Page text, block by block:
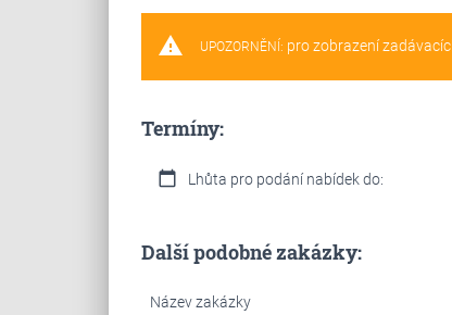
warning UPOZORNĚNÍ: pro zobrazení
Termíny:
calendar_today Lhůta pro podání nabídek do:
Další podobné zakázky:
Název zakázky